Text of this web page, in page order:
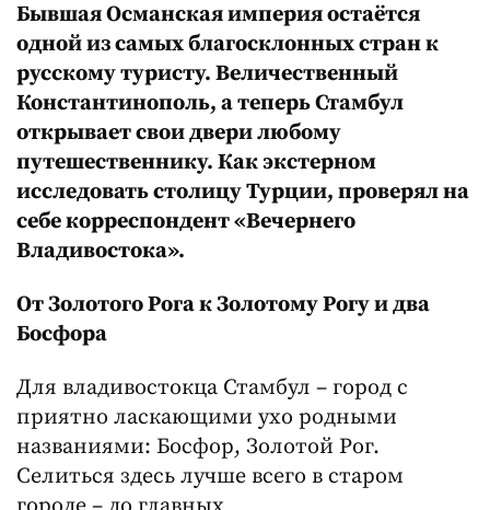
Бывшая Османская империя остаётся
одной из самых благосклонных стран к
русскому туристу. Величественный
Константинополь, а теперь Стамбул
открывает свои двери любому
путешественнику. Как экстерном
исследовать столицу Турции, проверял на
себе корреспондент «Вечернего
Владивостока».
От Золотого Рога к Золотому Рогу и два
Босфора
Для владивостокца Стамбул – город с
приятно ласкающими ухо родными
названиями: Босфор, Золотой Рог.
Селиться здесь лучше всего в старом